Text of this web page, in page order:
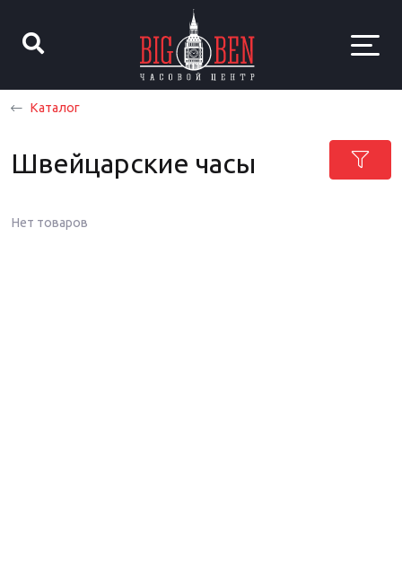
Каталог
Швейцарские часы
Нет товаров